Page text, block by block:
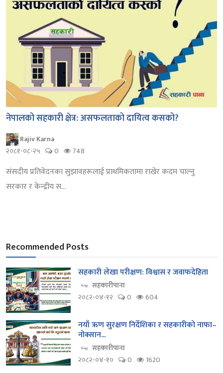
नेपालको सहकारी क्षेत्र: असफलताको दायित्व कसको?
Rajiv Karna
२०८१-०८-२५
0 748
संसदीय प्रतिवेदनका सुझावहरूलाई प्राथमिकतामा राखेर कदम चाल्नु
सरकार र केन्द्रीय स...
Recommended Posts
सहकारी लेखा परीक्षण: विश्वास र जवाफदेहिता
सहकारीपाना
२०८२-०४-१२
0 604
नयाँ ऋण सुरक्षण निर्देशिका र सहकारीको नाफा–
नोक्सान...
सहकारीपाना
२०८२-०४-१०
0 1620